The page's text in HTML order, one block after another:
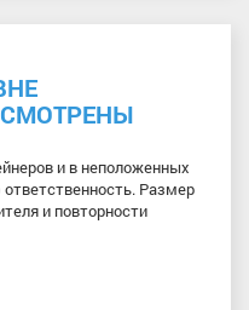
и в неположенных
Размер
и повторности